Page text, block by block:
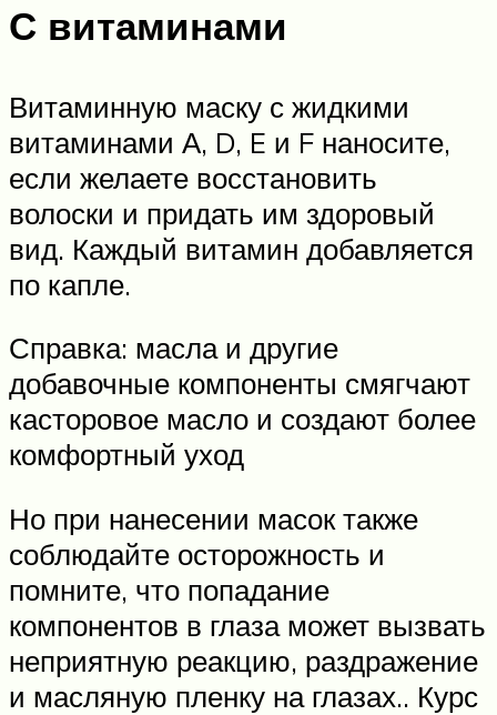
С витаминами
Витаминную маску с жидкими
витаминами А, D, E и F наносите,
если желаете восстановить
волоски и придать им здоровый
вид. Каждый витамин добавляется
по капле.
Справка: масла и другие
добавочные компоненты смягчают
касторовое масло и создают более
комфортный уход
Но при нанесении масок также
соблюдайте осторожность и
помните, что попадание
компонентов в глаза может вызвать
неприятную реакцию, раздражение
и масляную пленку на глазах.. Курс